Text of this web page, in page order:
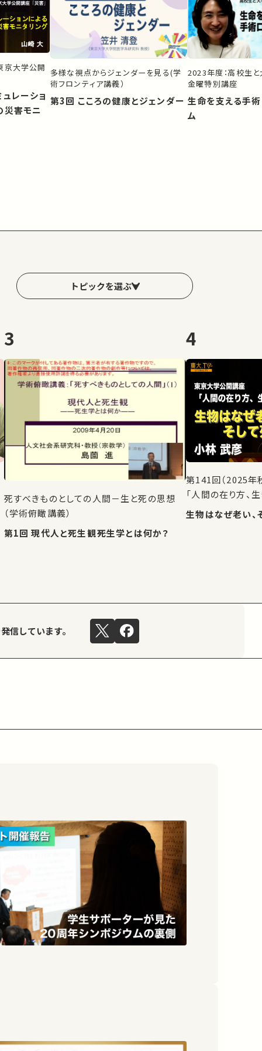
京大学公開
レーショ
災害モニ
多様な視点からジェンダーを見る(学
術フロンティア講義）
第3回 こころの健康とジェンダー
2023年度：高校生
金曜特別講座
生命を支える手
ム
トピックを選ぶ
3
死すべきものとしての人間－生と死の思想
（学術俯瞰講義）
第1回 現代人と死生観――死生学とは何か？
4
第141回（2025年
「人間の在り方、
生物はなぜ老い、
信しています。